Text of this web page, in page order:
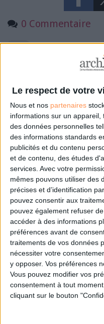
Le respect de votre
Nous et nos partenaires
informations sur un
des données personnelles
des informations standards
publicités et du contenu
et de contenu, des études
services. Avec votre
mêmes pouvons utiliser des
précises et d’identification
pouvez consentir aux
pouvez également refuser
accéder à des informations
préférences avant de
traitements de vos données
nécessiter votre
y opposer. Vos préférences
Vous pouvez modifier vos
consentement à tout
cliquant sur le bouton
0 Commentaire
Connectez-vousou
À LIRE SUR
La
son
71e
pressions